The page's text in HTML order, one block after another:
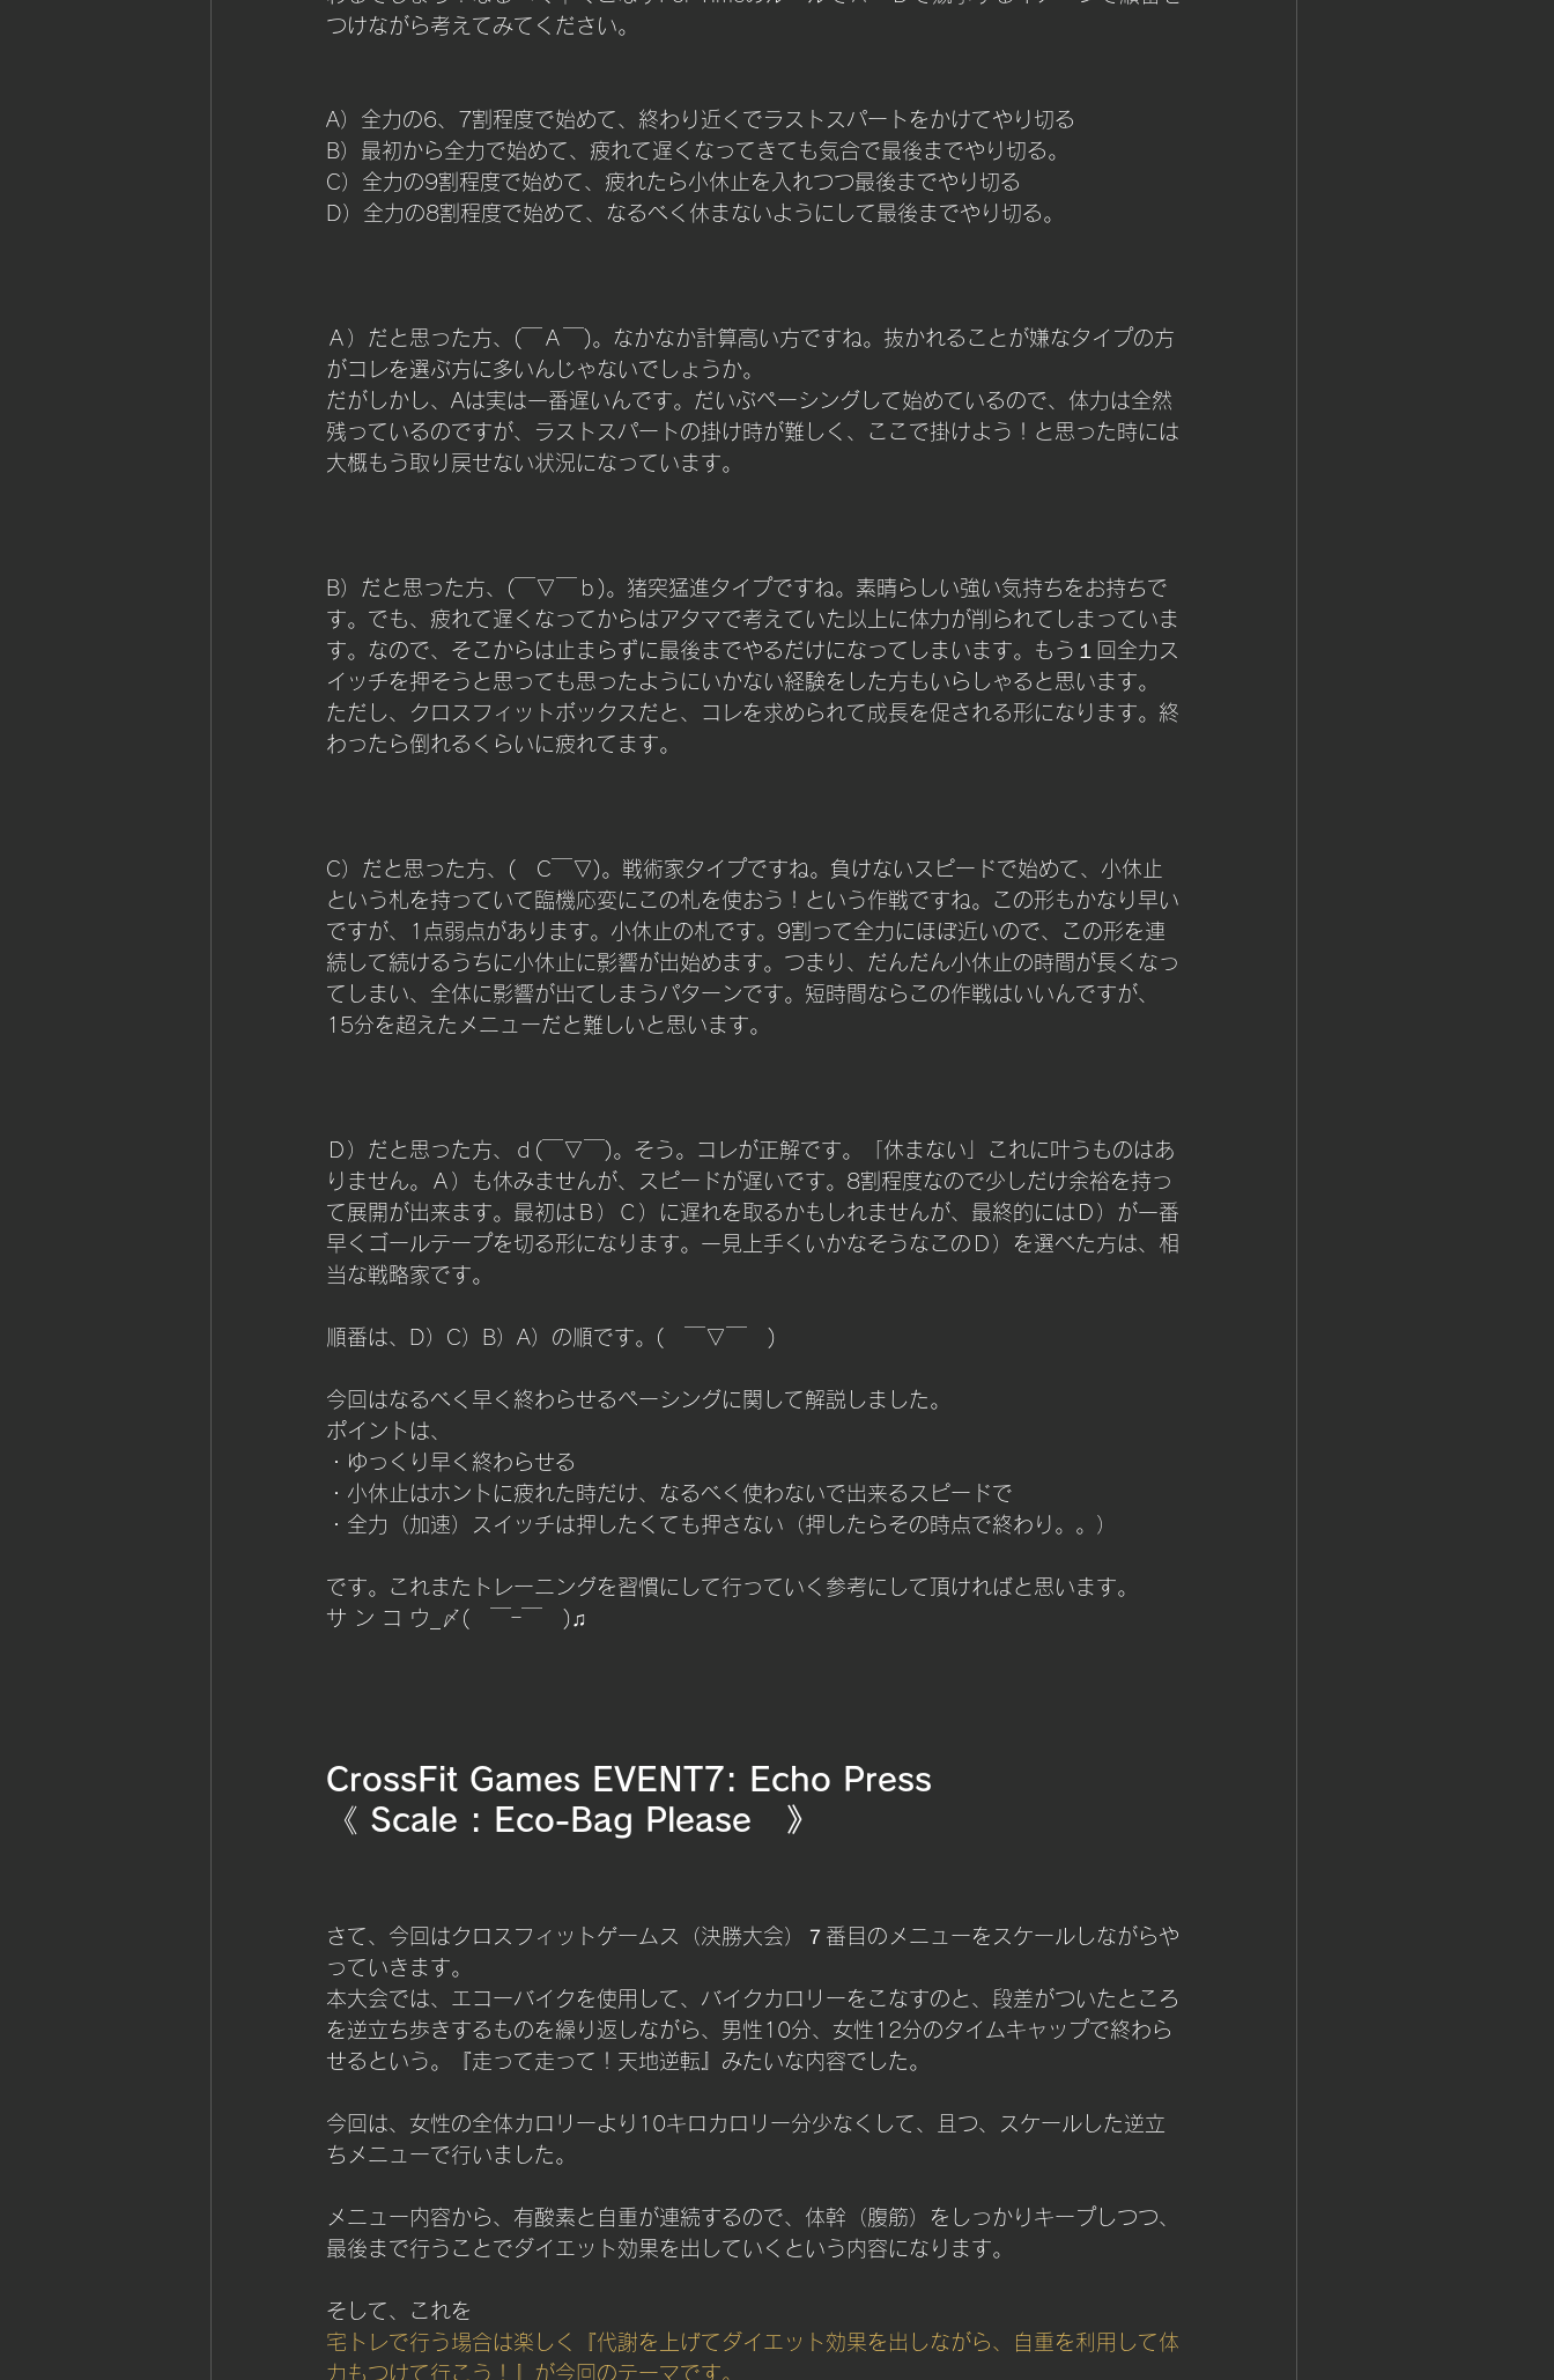
つけながら考えてみてください。
A）全力の6、7割程度で始めて、終わり近くでラストスパートをかけてやり切る
B）最初から全力で始めて、疲れて遅くなってきても気合で最後までやり切る。
C）全力の9割程度で始めて、疲れたら小休止を入れつつ最後までやり切る
D）全力の8割程度で始めて、なるべく休まないようにして最後までやり切る。
Ａ）だと思った方、(￣Ａ￣)。なかなか計算高い方ですね。抜かれることが嫌なタイプの方
がコレを選ぶ方に多いんじゃないでしょうか。
だがしかし、Aは実は一番遅いんです。だいぶペーシングして始めているので、体力は全然
残っているのですが、ラストスパートの掛け時が難しく、ここで掛けよう！と思った時には
大概もう取り戻せない状況になっています。
B）だと思った方、(￣▽￣ｂ)。猪突猛進タイプですね。素晴らしい強い気持ちをお持ちで
す。でも、疲れて遅くなってからはアタマで考えていた以上に体力が削られてしまっていま
す。なので、そこからは止まらずに最後までやるだけになってしまいます。もう１回全力ス
イッチを押そうと思っても思ったようにいかない経験をした方もいらしゃると思います。
ただし、クロスフィットボックスだと、コレを求められて成長を促される形になります。終
わったら倒れるくらいに疲れてます。
C）だと思った方、(　C￣▽)。戦術家タイプですね。負けないスピードで始めて、小休止
という札を持っていて臨機応変にこの札を使おう！という作戦ですね。この形もかなり早い
ですが、1点弱点があります。小休止の札です。9割って全力にほぼ近いので、この形を連
続して続けるうちに小休止に影響が出始めます。つまり、だんだん小休止の時間が長くなっ
てしまい、全体に影響が出てしまうパターンです。短時間ならこの作戦はいいんですが、
15分を超えたメニューだと難しいと思います。
Ｄ）だと思った方、ｄ(￣▽￣)。そう。コレが正解です。「休まない」これに叶うものはあ
りません。Ａ）も休みませんが、スピードが遅いです。8割程度なので少しだけ余裕を持っ
て展開が出来ます。最初はＢ）Ｃ）に遅れを取るかもしれませんが、最終的にはＤ）が一番
早くゴールテープを切る形になります。一見上手くいかなそうなこのＤ）を選べた方は、相
当な戦略家です。
順番は、D）C）B）A）の順です。(　￣▽￣　)
今回はなるべく早く終わらせるペーシングに関して解説しました。
ポイントは、
・ゆっくり早く終わらせる
・小休止はホントに疲れた時だけ、なるべく使わないで出来るスピードで
・全力（加速）スイッチは押したくても押さない（押したらその時点で終わり。。）
です。これまたトレーニングを習慣にして行っていく参考にして頂ければと思います。
サ ン コ ウ_〆(　￣ｰ￣　)♫
CrossFit Games EVENT7: Echo Press
《 Scale : Eco-Bag Please   》
さて、今回はクロスフィットゲームス（決勝大会）７番目のメニューをスケールしながらや
っていきます。
本大会では、エコーバイクを使用して、バイクカロリーをこなすのと、段差がついたところ
を逆立ち歩きするものを繰り返しながら、男性10分、女性12分のタイムキャップで終わら
せるという。『走って走って！天地逆転』みたいな内容でした。
今回は、女性の全体カロリーより10キロカロリー分少なくして、且つ、スケールした逆立
ちメニューで行いました。
メニュー内容から、有酸素と自重が連続するので、体幹（腹筋）をしっかりキープしつつ、
最後まで行うことでダイエット効果を出していくという内容になります。
そして、これを
宅トレで行う場合は楽しく『代謝を上げてダイエット効果を出しながら、自重を利用して体
力もつけて行こう！』が今回のテーマです。